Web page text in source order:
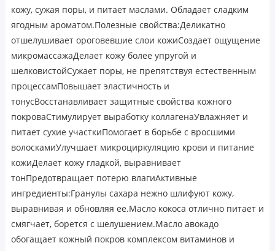
кожу, сужая поры, и питает маслами. Обладает сладким
ягодным ароматом.Полезные свойства:Деликатно
отшелушивает ороговевшие слои кожиСоздает ощущение
микромассажаДелает кожу более упругой и
шелковистойСужает поры, не препятствуя естественным
процессамПовышает эластичность и
тонусВосстанавливает защитные свойства кожного
покроваСтимулирует выработку коллагенаУвлажняет и
питает сухие участкиПомогает в борьбе с вросшими
волоскамиУлучшает микроциркуляцию крови и питание
кожиДелает кожу гладкой, выравнивает
тонПредотвращает потерю влагиАктивные
ингредиенты:Гранулы сахара нежно шлифуют кожу,
выравнивая и обновляя ее.Масло кокоса отлично питает и
смягчает, борется с шелушением.Масло авокадо
обогащает кожный покров комплексом витаминов и